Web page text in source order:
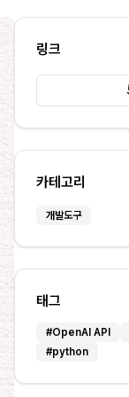
링크
카테고리
개발도구
태그
#OpenAI API
#python